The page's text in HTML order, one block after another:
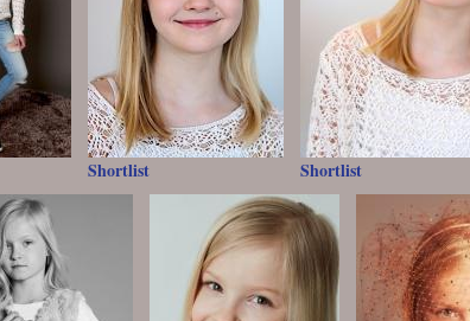
Shortlist Shortlist